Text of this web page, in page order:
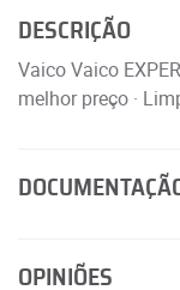
DESCRIÇÃO
Vaico Vaico
melhor preço ·
OPINIÕES